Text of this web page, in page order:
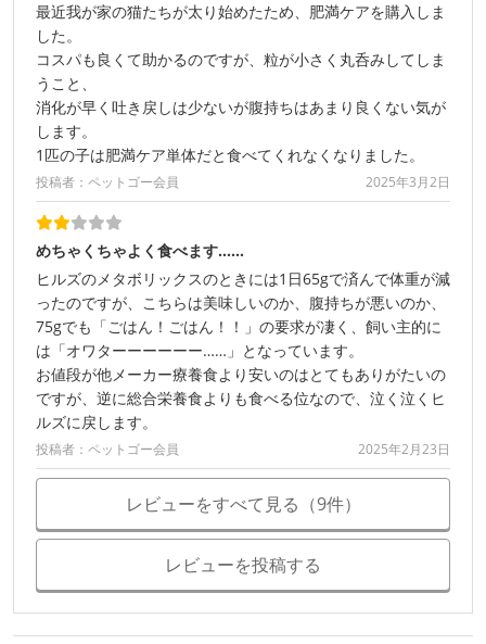
最近我が家の猫たちが太り始めたため、肥満ケアを購入しま
した。
コスパも良くて助かるのですが、粒が小さく丸呑みしてしま
うこと、
消化が早く吐き戻しは少ないが腹持ちはあまり良くない気が
します。
1匹の子は肥満ケア単体だと食べてくれなくなりました。
投稿者：ペットゴー会員 2025年3月2日
めちゃくちゃよく食べます……
ヒルズのメタボリックスのときには1日65gで済んで体重が減
ったのですが、こちらは美味しいのか、腹持ちが悪いのか、
75gでも「ごはん！ごはん！！」の要求が凄く、飼い主的に
は「オワターーーーーー……」となっています。
お値段が他メーカー療養食より安いのはとてもありがたいの
ですが、逆に総合栄養食よりも食べる位なので、泣く泣くヒ
ルズに戻します。
投稿者：ペットゴー会員 2025年2月23日
レビューをすべて見る（9件）
レビューを投稿する